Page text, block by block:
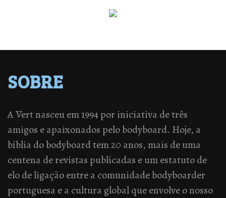
SOBRE
A Vert nasceu em 1994 por iniciativa de três
amigos e apaixonados pelo bodyboard. Hoje, a
bíblia do bodyboard tem 20 anos, mais de uma
centena de revistas publicadas e um estatuto de
elo de ligação entre a comunidade bodyboarder
portuguesa e a cultura global que envolve o nosso